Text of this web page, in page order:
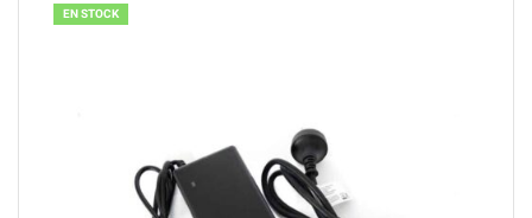
EN STOCK